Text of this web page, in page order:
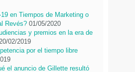
en Tiempos de Marketing o
Revés? 01/05/2020
y premios en la era de
02/2019
por el tiempo libre
el anuncio de Gillette resultó